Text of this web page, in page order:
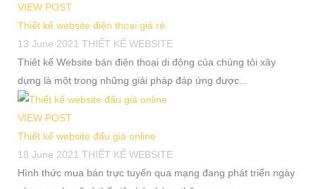
VIEW POST
Thiết kế website điện thoại giá rẻ
13 June 2021 THIẾT KẾ WEBSITE
Thiêt kế Website bán điện thoại di động của chúng tôi xây
dựng là một trong những giải pháp đáp ứng được...
VIEW POST
Thiết kế website đấu giá online
18 June 2021 THIẾT KẾ WEBSITE
Hình thức mua bán trực tuyến qua mạng đang phát triển ngày